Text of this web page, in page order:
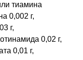
тиамина
0,002 г,
г,
0,02 г,
0,01 г,